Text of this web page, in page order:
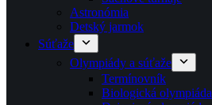
Astronómia
Detský jarmok
Súťaže
Olympiády a súťaže
Termínovník
Biologická olympiáda